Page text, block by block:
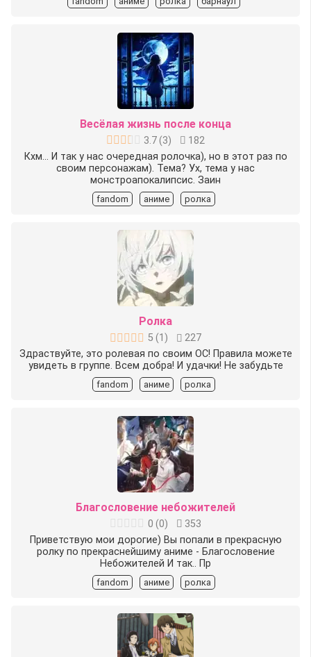
Весёлая жизнь после конца
3.7(3)
182
Кхм... И так у нас очередная ролочка), но в этот раз по
своим персонажам). Тема? Ух, тема у нас
монстроапокалипсис. Заин
fandom аниме ролка
Ролка
5 (1 )
227
Здраствуйте, это ролевая по своим ОС! Правила можете
увидеть в группе. Всем добра! И удачки! Не забудьте
fandom аниме ролка
Благословение небожителей
0 (0)
353
Приветствую мои дорогие) Вы попали в прекрасную
ролку по прекраснейшиму аниме - Благословение
Небожителей И так.. Пр
fandom аниме ролка